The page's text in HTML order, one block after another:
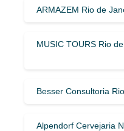
ARMAZEM Rio de
MUSIC TOURS Rio
Besser Consultoria
Alpendorf Cervejaria